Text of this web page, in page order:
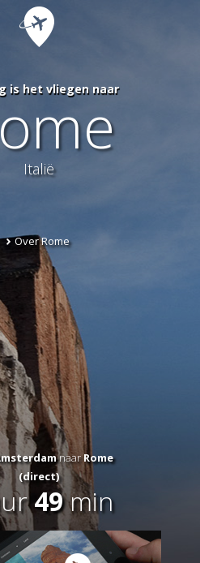
is het vliegen naar
Italië
Over Rome
naarRome
(direct)
49min